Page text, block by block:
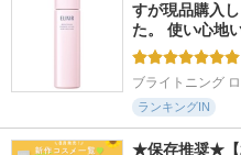
すが現品購入
た。 使い心地
ブライトニング
ランキングIN
★保存推奨★【